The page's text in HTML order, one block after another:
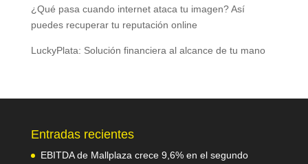
¿Qué pasa cuando internet ataca tu imagen? Así
puedes recuperar tu reputación online
LuckyPlata: Solución financiera al alcance de tu mano
Entradas recientes
EBITDA de Mallplaza crece 9,6% en el segundo